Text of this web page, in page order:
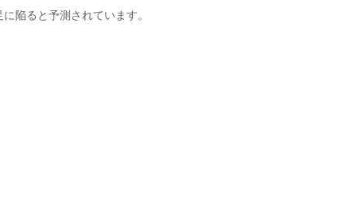
陥ると予測されています。